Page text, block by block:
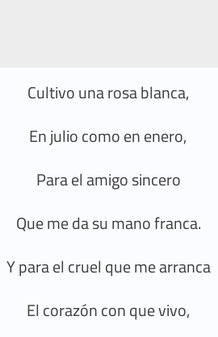
Cultivo una rosa blanca,
En julio como en enero,
Para el amigo sincero
Que me da su mano franca.
Y para el cruel que me arranca
El corazón con que vivo,